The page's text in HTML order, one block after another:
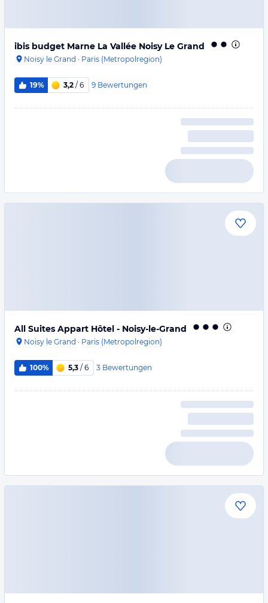
ibis budget Marne La Vallée Noisy Le Grand
Noisy le Grand · Paris (Metropolregion)
19% 3,2 / 6 9 Bewertungen
All Suites Appart Hôtel - Noisy-le-Grand
Noisy le Grand · Paris (Metropolregion)
100% 5,3 / 6 3 Bewertungen